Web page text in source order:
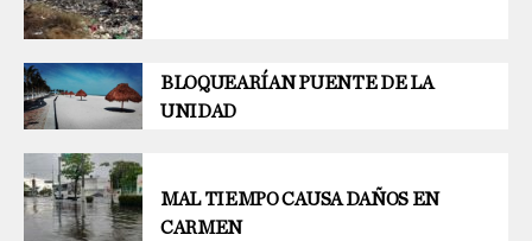
BLOQUEARÍAN PUENTE DE LA
UNIDAD
MAL TIEMPO CAUSA DAÑOS EN
CARMEN